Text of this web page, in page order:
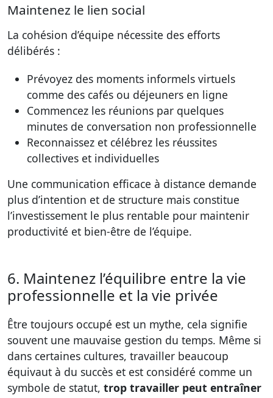
Maintenez le lien social
La cohésion d’équipe nécessite des efforts
délibérés :
Prévoyez des moments informels virtuels
comme des cafés ou déjeuners en ligne
Commencez les réunions par quelques
minutes de conversation non professionnelle
Reconnaissez et célébrez les réussites
collectives et individuelles
Une communication efficace à distance demande
plus d’intention et de structure mais constitue
l’investissement le plus rentable pour maintenir
productivité et bien-être de l’équipe.
6. Maintenez l’équilibre entre la vie
professionnelle et la vie privée
Être toujours occupé est un mythe, cela signifie
souvent une mauvaise gestion du temps. Même si
dans certaines cultures, travailler beaucoup
équivaut à du succès et est considéré comme un
symbole de statut, trop travailler peut entraîner